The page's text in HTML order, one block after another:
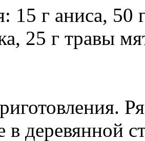
15 г аниса,
25 г травы
в деревянной